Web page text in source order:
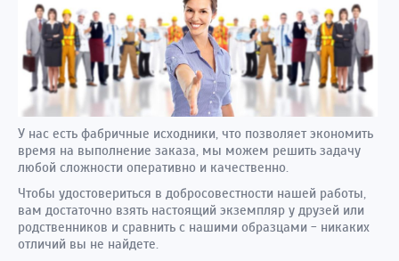
У нас есть фабричные исходники, что позволяет экономить
время на выполнение заказа, мы можем решить задачу
любой сложности оперативно и качественно.
Чтобы удостовериться в добросовестности нашей работы,
вам достаточно взять настоящий экземпляр у друзей или
родственников и сравнить с нашими образцами - никаких
отличий вы не найдете.